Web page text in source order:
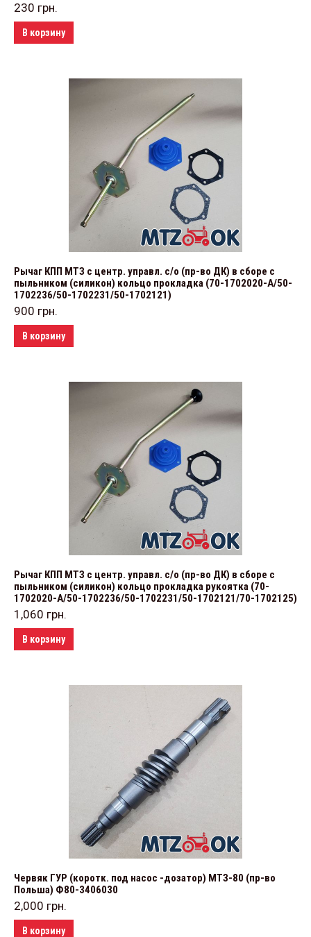
230 грн.
В корзину
Рычаг КПП МТЗ с центр. управл. с/о (пр-во ДК) в сборе с
пыльником (силикон) кольцо прокладка (70-1702020-А/50-
1702236/50-1702231/50-1702121)
900 грн.
В корзину
Рычаг КПП МТЗ с центр. управл. с/о (пр-во ДК) в сборе с
пыльником (силикон) кольцо прокладка рукоятка (70-
1702020-А/50-1702236/50-1702231/50-1702121/70-1702125)
1,060 грн.
В корзину
Червяк ГУР (коротк. под насос -дозатор) МТЗ-80 (пр-во
Польша) Ф80-3406030
2,000 грн.
В корзину